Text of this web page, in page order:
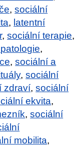
,sociální
, latentní
,sociální terapie,
,
,sociální a
,sociální
zdraví,sociální
ekvita,
,sociální
mobilita,